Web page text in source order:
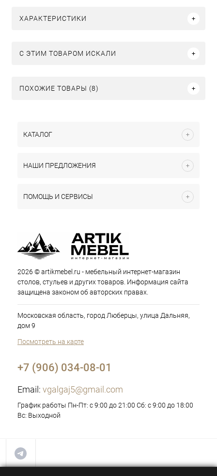
ХАРАКТЕРИСТИКИ
C ЭТИМ ТОВАРОМ ИСКАЛИ
ПОХОЖИЕ ТОВАРЫ (8)
КАТАЛОГ
НАШИ ПРЕДЛОЖЕНИЯ
ПОМОЩЬ И СЕРВИСЫ
2026 © artikmebel.ru - мебельный интернет-магазин
столов, стульев и других товаров. Информация сайта
защищена законом об авторских правах.
Московская область, город Люберцы, улица Дальняя,
дом 9
Посмотреть на карте
+7 (906) 034-08-01
Email: vgalgaj5@gmail.com
График работы Пн-Пт: с 9:00 до 21:00 Сб: с 9:00 до 18:00
Вс: Выходной